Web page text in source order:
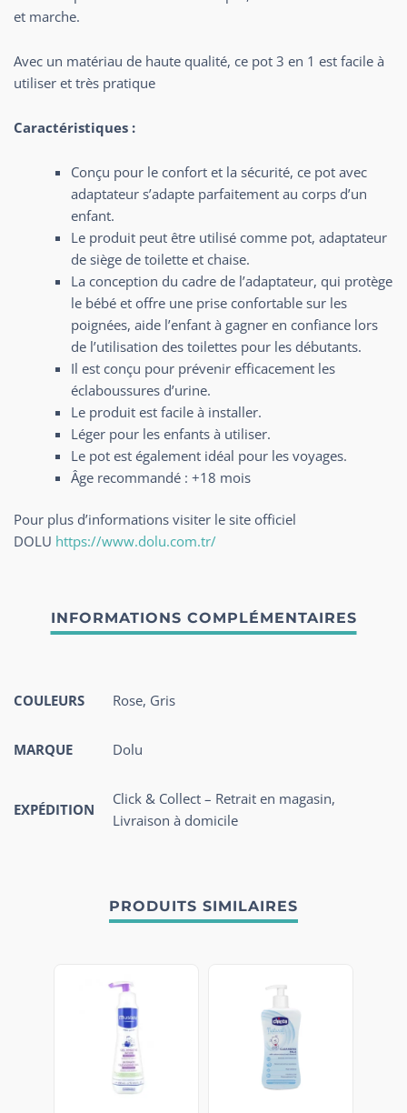
et marche.
Avec un matériau de haute qualité, ce pot 3 en 1 est facile à
utiliser et très pratique
Caractéristiques :
Conçu pour le confort et la sécurité, ce pot avec
adaptateur s’adapte parfaitement au corps d’un
enfant.
Le produit peut être utilisé comme pot, adaptateur
de siège de toilette et chaise.
La conception du cadre de l’adaptateur, qui protège
le bébé et offre une prise confortable sur les
poignées, aide l’enfant à gagner en confiance lors
de l’utilisation des toilettes pour les débutants.
Il est conçu pour prévenir efficacement les
éclaboussures d’urine.
Le produit est facile à installer.
Léger pour les enfants à utiliser.
Le pot est également idéal pour les voyages.
Âge recommandé : +18 mois
Pour plus d’informations visiter le site officiel
DOLU https://www.dolu.com.tr/
COULEURS Rose, Gris
MARQUE Dolu
EXPÉDITION
Click & Collect – Retrait en magasin,
Livraison à domicile
PRODUITS SIMILAIRES